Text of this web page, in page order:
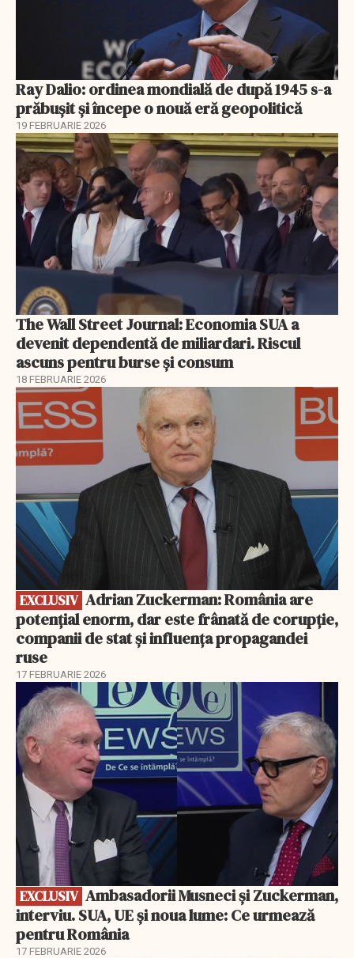
Ray Dalio: ordinea mondială de după 1945 s-a
prăbușit și începe o nouă eră geopolitică
19 FEBRUARIE 2026
The Wall Street Journal: Economia SUA a
devenit dependentă de miliardari. Riscul
ascuns pentru burse și consum
18 FEBRUARIE 2026
EXCLUSIV
EXCLUSIV
potențial enorm, dar este frânată de corupție,
companii de stat și influența propagandei
ruse
17 FEBRUARIE 2026
EXCLUSIV
EXCLUSIV
interviu. SUA, UE și noua lume: Ce urmează
pentru România
17 FEBRUARIE 2026